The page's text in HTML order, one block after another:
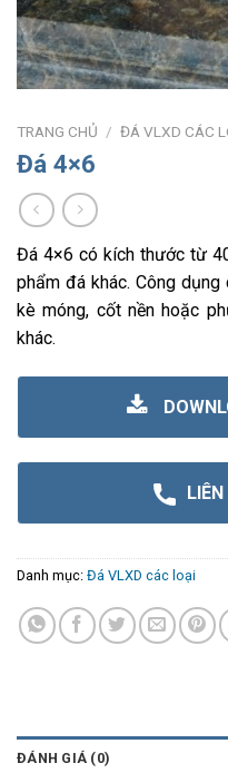
TRANG CHỦ / ĐÁ VLXD CÁC
Đá 4×6
Đá 4×6 có kích thước từ
phẩm đá khác. Công
kè móng, cốt nền hoặc
khác.
Danh mục: Đá VLXD các loại
ĐÁNH GIÁ (0)